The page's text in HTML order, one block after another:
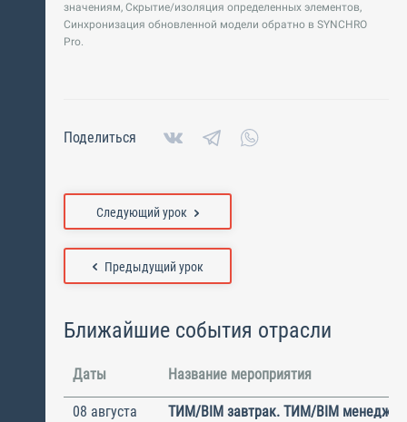
значениям, Скрытие/изоляция определенных элементов,
Синхронизация обновленной модели обратно в SYNCHRO
Pro.
Поделиться
Предыдущий урок
Следующий урок
Ближайшие события отрасли
Даты Название мероприятия
08 августа
ТИМ/BIM завтрак. ТИМ/BIM